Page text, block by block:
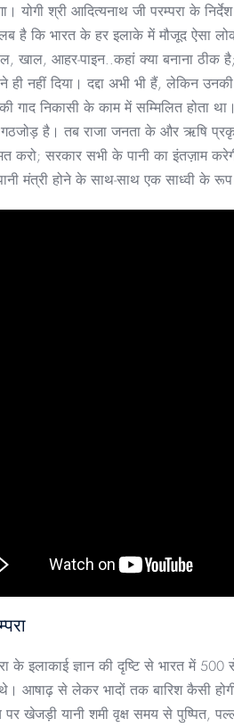
योगी श्री आदित्यनाथ जी परम्परा के
है कि भारत के हर इलाके में मौजूद ऐसा
खाल, आहर-पाइन..कहां क्या बनाना ठीक
ही नहीं दिया। दद्दा अभी भी हैं, लेकिन
गाद निकासी के काम में सम्मिलित
गठजोड़ है। तब राजा जनता के और ऋषि
करो; सरकार सभी के पानी का इंतज़ाम
मंत्री होने के साथ-साथ एक साध्वी के
के इलाकाई ज्ञान की दृष्टि से भारत में
आषाढ़ से लेकर भादों तक बारिश कैसी
खेजड़ी यानी शमी वृक्ष समय से पुष्पित,